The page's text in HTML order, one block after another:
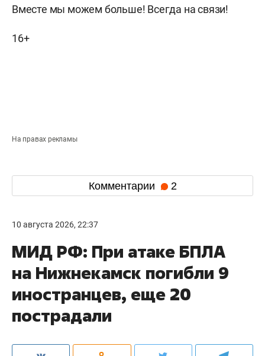
Вместе мы можем больше! Всегда на связи!
16+
На правах рекламы
Комментарии 2
10 августа 2026, 22:37
МИД РФ: При атаке БПЛА
на Нижнекамск погибли 9
иностранцев, еще 20
пострадали